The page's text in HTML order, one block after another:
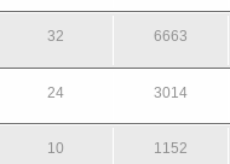
32 6663
24 3014
10 1152